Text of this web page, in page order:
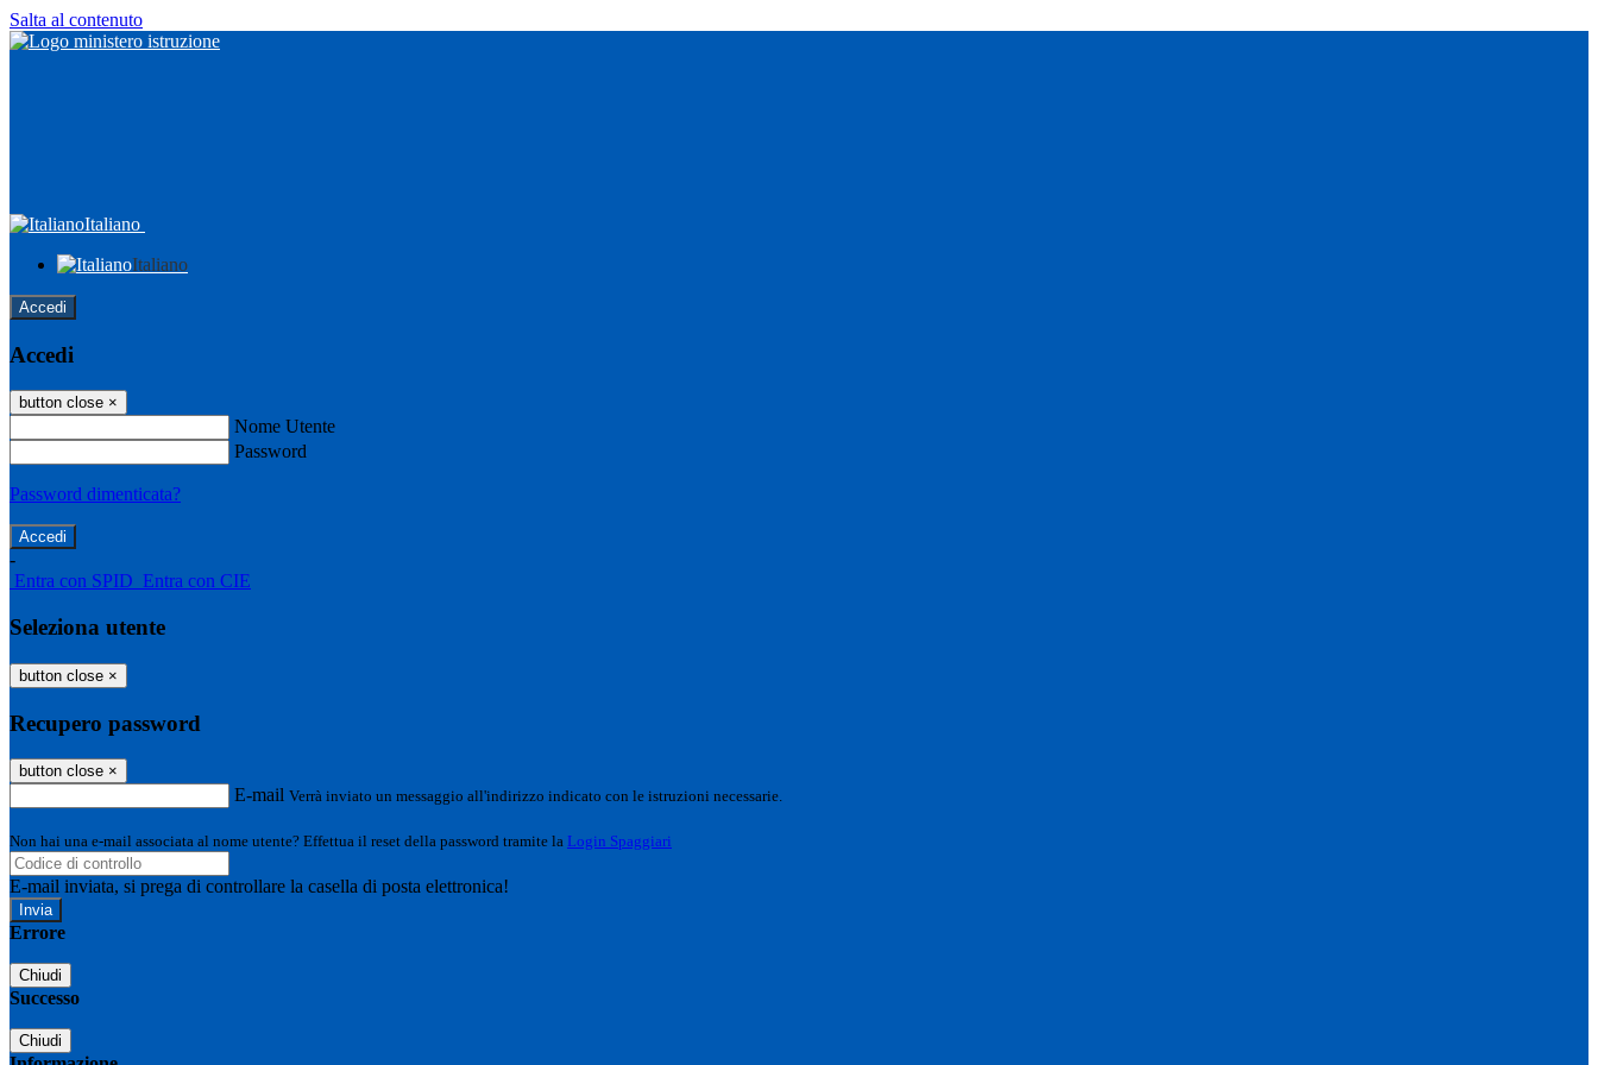
Salta al contenuto
Italiano
Italiano
Accedi
Accedi
button close ×
Nome Utente
Password
Password dimenticata?
-
Entra con SPID Entra con CIE
Seleziona utente
button close ×
Recupero password
button close ×
E-mail Verrà inviato un messaggio all'indirizzo indicato con le istruzioni necessarie.
Non hai una e-mail associata al nome utente? Effettua il reset della password tramite la Login Spaggiari
E-mail inviata, si prega di controllare la casella di posta elettronica!
Errore
Chiudi
Successo
Chiudi